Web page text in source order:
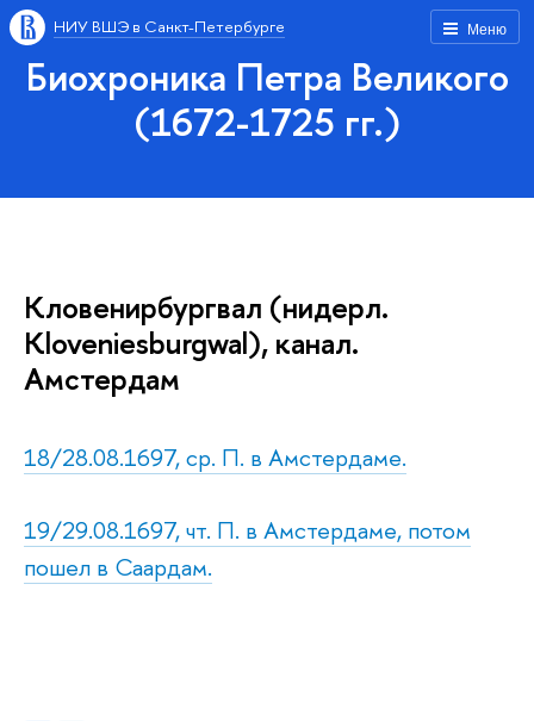
Меню
НИУ ВШЭ в Санкт-Петербурге
Биохроника Петра Великого
(1672-1725 гг.)
Кловенирбургвал (нидерл.
Kloveniesburgwal), канал.
Амстердам
18/28.08.1697, ср. П. в Амстердаме.
19/29.08.1697, чт. П. в Амстердаме, потом
пошел в Саардам.